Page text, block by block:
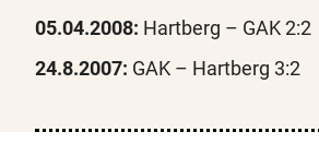
05.04.2008: Hartberg – GAK 2:2
24.8.2007: GAK – Hartberg 3:2